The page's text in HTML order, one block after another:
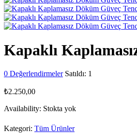
Kapaklı
0 Değerlendirmeler Satıldı: 1
₺2.250,00
Availability: Stokta yok
Kategori: Tüm Ürünler